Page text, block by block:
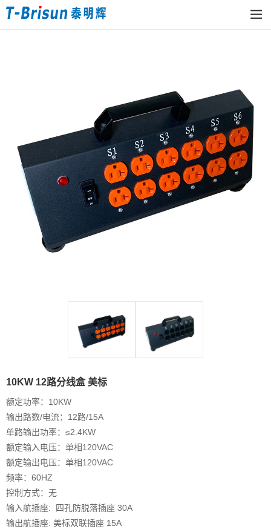
10KW 12路分线盒 美标
额定功率：10KW
输出路数/电流：12路/15A
单路输出功率：≤2.4KW
额定输入电压：单相120VAC
额定输出电压：单相120VAC
频率：60HZ
控制方式：无
输入航插座: 四孔防脱落插座 30A
输出航插座: 美标双联插座 15A